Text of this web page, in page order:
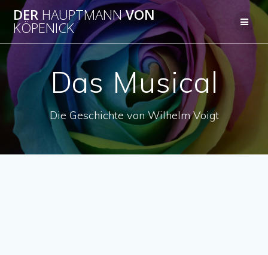
Zum
Inhalt
springen
DER HAUPTMANNVON
KÖPENICK
Das Musical
Die Geschichte von Wilhelm Voigt